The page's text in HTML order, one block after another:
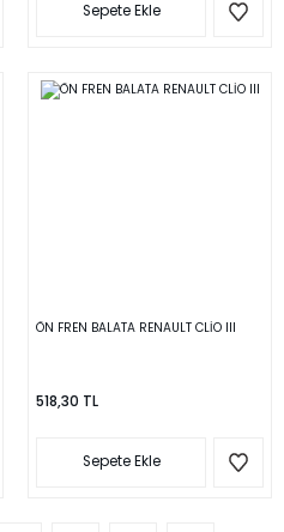
Sepete Ekle
ÖN FREN BALATA RENAULT CLİO III
518,30 TL
Sepete Ekle